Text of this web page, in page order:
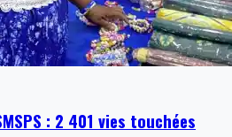
: 2 401 vies touchées